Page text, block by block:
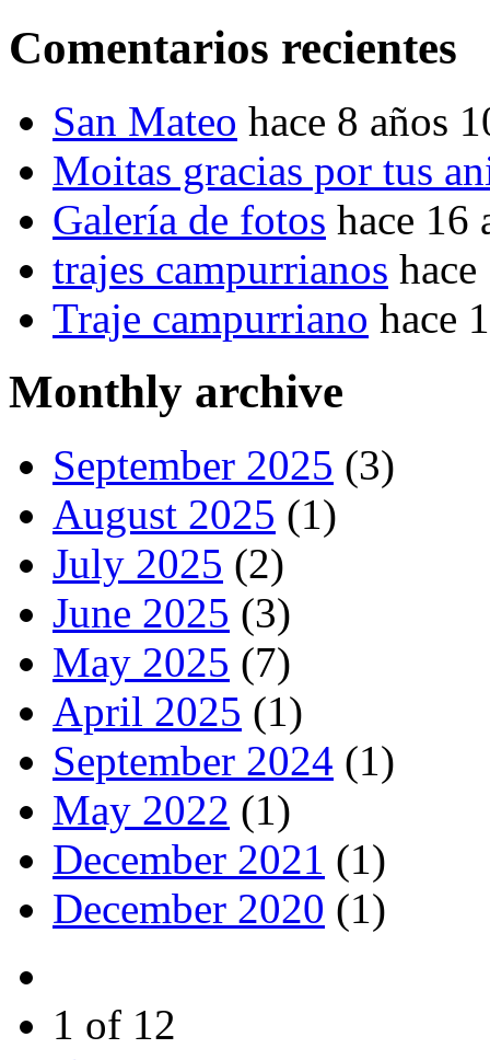
Comentarios recientes
San Mateo hace 8 años
Moitas gracias por tus
Galería de fotos hace 16
trajes campurrianos
Traje campurriano hace
Monthly archive
September 2025 (3)
August 2025 (1)
July 2025 (2)
June 2025 (3)
May 2025 (7)
April 2025 (1)
September 2024 (1)
May 2022 (1)
December 2021 (1)
December 2020 (1)
1 of 12